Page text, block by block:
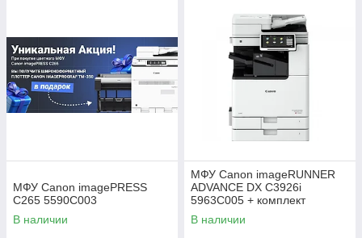
МФУ Canon imagePRESS
C265 5590C003
В наличии
МФУ Canon imageRUNNER
ADVANCE DX C3926i
5963C005 + комплект
стартовых картриджей C-EXV
64 + автоподатчик
В наличии